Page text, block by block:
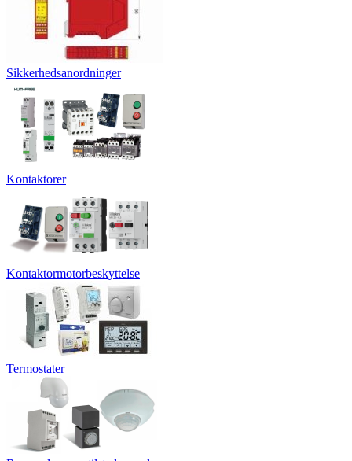
Sikkerhedsanordninger
Kontaktorer
Kontaktormotorbeskyttelse
Termostater